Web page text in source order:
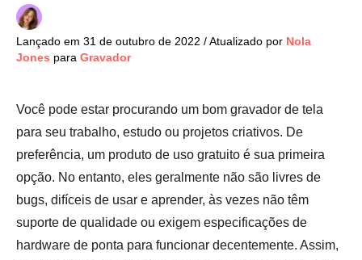
Lançado em 31 de outubro de 2022 / Atualizado por Nola
Jones para Gravador
Você pode estar procurando um bom gravador de tela
para seu trabalho, estudo ou projetos criativos. De
preferência, um produto de uso gratuito é sua primeira
opção. No entanto, eles geralmente não são livres de
bugs, difíceis de usar e aprender, às vezes não têm
suporte de qualidade ou exigem especificações de
hardware de ponta para funcionar decentemente. Assim,